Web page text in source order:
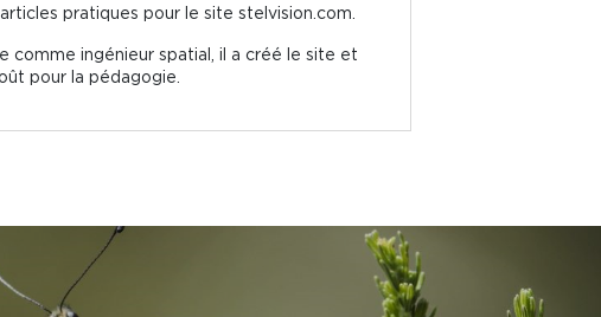
pratiques pour le site stelvision.com.
comme ingénieur spatial, il a créé le site et
pour la pédagogie.